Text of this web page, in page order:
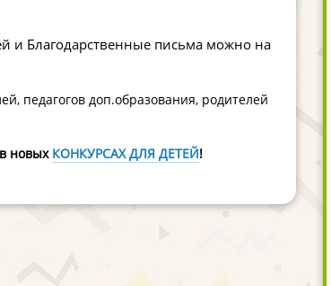
и Благодарственные письма можно на
педагогов доп.образования, родителей
новых КОНКУРСАХ ДЛЯ ДЕТЕЙ!